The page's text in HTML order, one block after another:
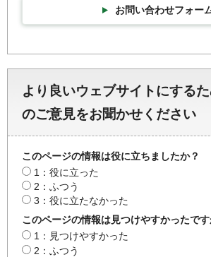
お問い合わせフォー
より良いウェブサイトにする
のご意見をお聞かせください
このページの情報は役に立ちましたか？
1：役に立った
2：ふつう
3：役に立たなかった
このページの情報は見つけやすかったです
1：見つけやすかった
2：ふつう